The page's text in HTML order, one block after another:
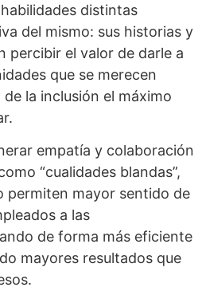
distintas
del mismo: sus historias y
percibir el valor de darle a
que se merecen
la inclusión el máximo
empatía y colaboración
“cualidades blandas”,
permiten mayor sentido de
a las
de forma más eficiente
mayores resultados que